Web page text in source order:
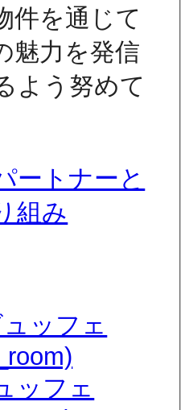
件を通じて
魅力を発信
よう努めて
ートナーと
組み
ッフェ